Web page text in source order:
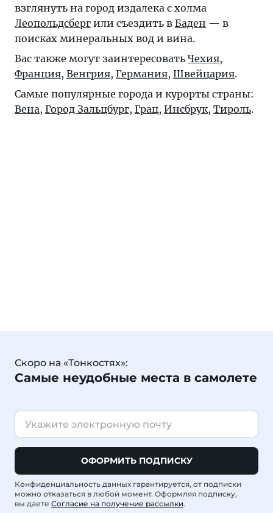
взглянуть на город издалека с холма
Леопольдсберг или съездить в Баден — в
поисках минеральных вод и вина.
Вас также могут заинтересовать Чехия,
Франция, Венгрия, Германия, Швейцария.
Самые популярные города и курорты страны:
Вена, Город Зальцбург, Грац, Инсбрук, Тироль.
Скоро на «Тонкостях»:
Самые неудобные места в самолете
ОФОРМИТЬ ПОДПИСКУ
Конфиденциальность данных гарантируется, от подписки
можно отказаться в любой момент. Оформляя подписку,
вы даете Согласие на получение рассылки.